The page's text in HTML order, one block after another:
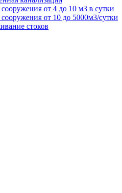
от 4 до 10 м3 в сутки
от 10 до 5000м3/сутки
стоков